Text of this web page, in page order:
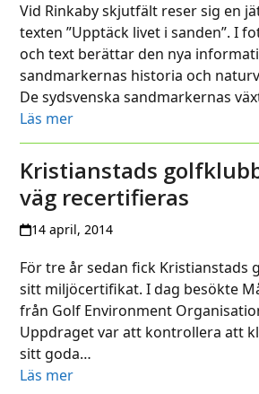
Vid Rinkaby skjutfält reser sig en
texten ”Upptäck livet i sanden”. I
och text berättar den nya
sandmarkernas historia och
De sydsvenska sandmarkernas
Läs mer
Kristianstads
väg recertifieras
14 april, 2014
För tre år sedan fick Kristianstads
sitt miljöcertifikat. I dag besökte
från Golf Environment
Uppdraget var att kontrollera att
sitt goda…
Läs mer